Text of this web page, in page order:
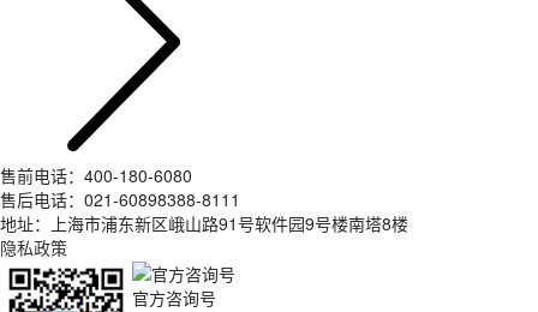
售前电话：400-180-6080
售后电话：021-60898388-8111
地址：上海市浦东新区峨山路91号软件园9号楼南塔8楼
隐私政策
官方咨询号